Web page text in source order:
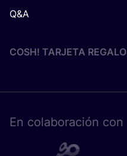
Q&A
COSH! TARJETA REGALO
En cola­bo­ra­ción con